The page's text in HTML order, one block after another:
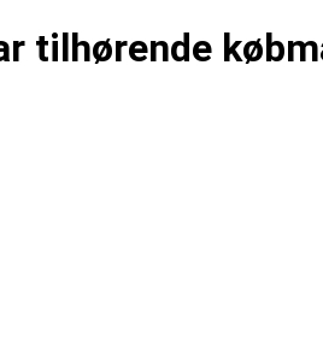
tilhørende